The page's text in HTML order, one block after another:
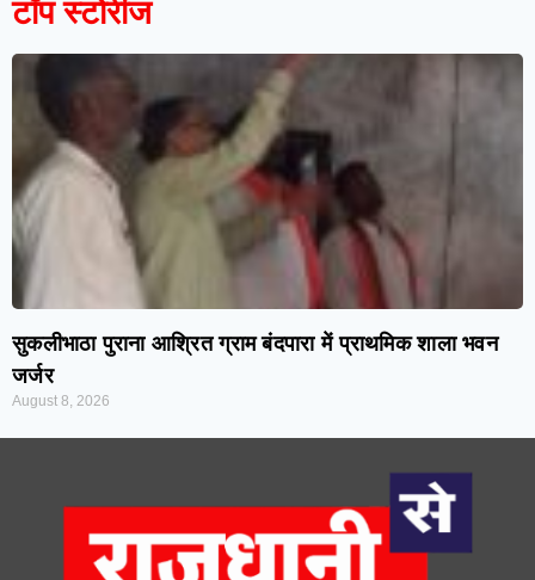
टॉप स्टोरीज
सुकलीभाठा पुराना आश्रित ग्राम बंदपारा में प्राथमिक शाला भवन
जर्जर
August 8, 2026